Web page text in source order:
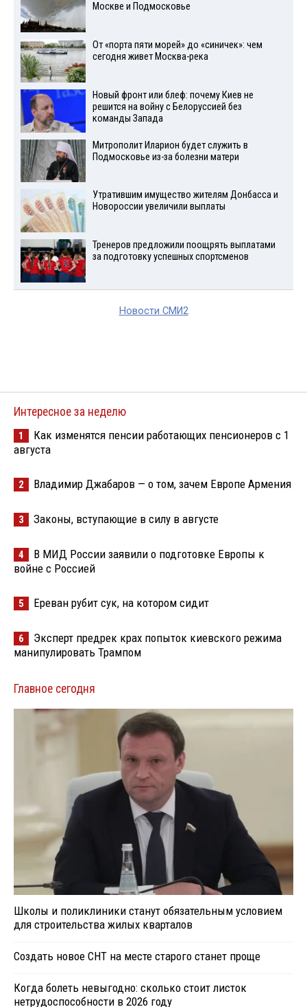
Москве и Подмосковье
От «порта пяти морей» до «синичек»: чем
сегодня живет Москва-река
Новый фронт или блеф: почему Киев не
решится на войну с Белоруссией без
команды Запада
Митрополит Иларион будет служить в
Подмосковье из-за болезни матери
Утратившим имущество жителям Донбасса и
Новороссии увеличили выплаты
Тренеров предложили поощрять выплатами
за подготовку успешных спортсменов
Новости СМИ2
Интересное за неделю
1
Как изменятся пенсии работающих пенсионеров с 1
августа
2 Владимир Джабаров — о том, зачем Европе Армения
3 Законы, вступающие в силу в августе
4
В МИД России заявили о подготовке Европы к
войне с Россией
5 Ереван рубит сук, на котором сидит
6
Эксперт предрек крах попыток киевского режима
манипулировать Трампом
Главное сегодня
Школы и поликлиники станут обязательным условием
для строительства жилых кварталов
Создать новое СНТ на месте старого станет проще
Когда болеть невыгодно: сколько стоит листок
нетрудоспособности в 2026 году